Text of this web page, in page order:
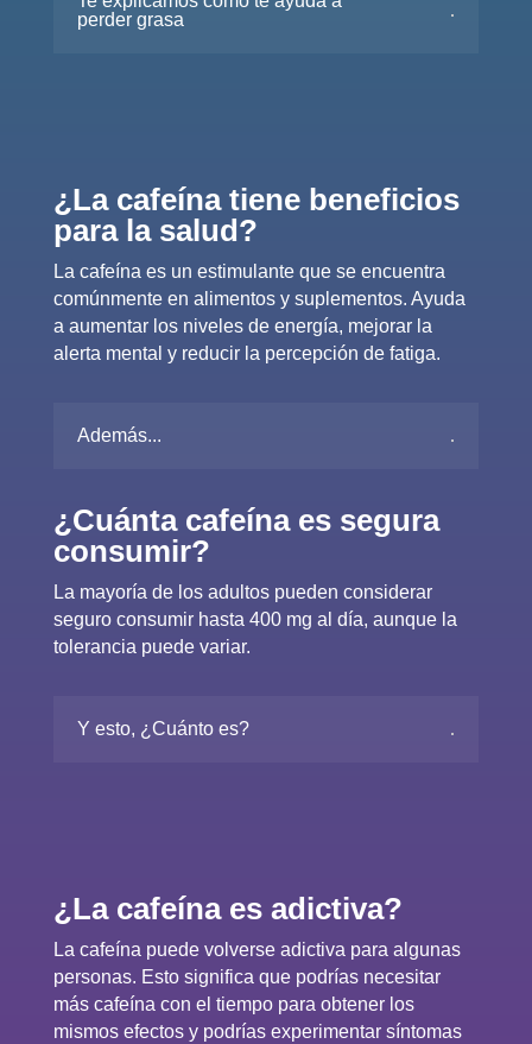
perder grasa
¿La cafeína tiene beneficios
para la salud?
La cafeína es un estimulante que se encuentra
comúnmente en alimentos y suplementos. Ayuda
a aumentar los niveles de energía, mejorar la
alerta mental y reducir la percepción de fatiga.
Además...
¿Cuánta cafeína es segura
consumir?
La mayoría de los adultos pueden considerar
seguro consumir hasta 400 mg al día, aunque la
tolerancia puede variar.
Y esto, ¿Cuánto es?
¿La cafeína es adictiva?
La cafeína puede volverse adictiva para algunas
personas. Esto significa que podrías necesitar
más cafeína con el tiempo para obtener los
mismos efectos y podrías experimentar síntomas